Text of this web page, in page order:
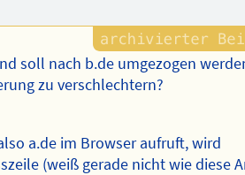
soll nach b.de umgezogen
zu verschlechtern?
a.de im Browser aufruft, wird
(weiß gerade nicht wie diese